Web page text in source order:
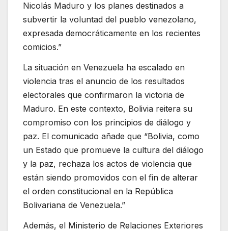
Nicolás Maduro y los planes destinados a
subvertir la voluntad del pueblo venezolano,
expresada democráticamente en los recientes
comicios.”
La situación en Venezuela ha escalado en
violencia tras el anuncio de los resultados
electorales que confirmaron la victoria de
Maduro. En este contexto, Bolivia reitera su
compromiso con los principios de diálogo y
paz. El comunicado añade que “Bolivia, como
un Estado que promueve la cultura del diálogo
y la paz, rechaza los actos de violencia que
están siendo promovidos con el fin de alterar
el orden constitucional en la República
Bolivariana de Venezuela.”
Además, el Ministerio de Relaciones Exteriores